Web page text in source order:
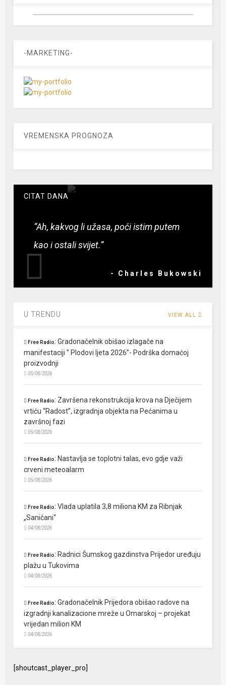
-MARKETING-
VREMENSKA PROGNOZA
CITAT DANA
“Ah, kakvog li užasa, poći istim putem
kao i ostali svijet.”
- Charles Bukowski
U TRENDU VIEW ALL
Free Radio:Gradonačelnik obišao izlagače na
manifestaciji ” Plodovi ljeta 2026”- Podrška domaćoj
proizvodnji
05/08/2026
Free Radio: Završena rekonstrukcija krova na Dječijem
vrtiću “Radost”, izgradnja objekta na Pećanima u
završnoj fazi
05/08/2026
Free Radio: Nastavlja se toplotni talas, evo gdje važi
crveni meteoalarm
05/08/2026
Free Radio:Vlada uplatila 3,8 miliona KM za Ribnjak
„Saničani“
04/08/2026
Free Radio: Radnici Šumskog gazdinstva Prijedor uređuju
plažu u Tukovima
04/08/2026
Free Radio:Gradonačelnik Prijedora obišao radove na
izgradnji kanalizacione mreže u Omarskoj – projekat
vrijedan milion KM
04/08/2026
[shoutcast_player_pro]